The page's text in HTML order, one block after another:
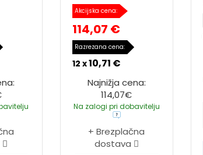
Akcijska cena:
114,07 €
Razrezana cena:
12 x10,71 €
Najnižja cena:
114,07€
Na zalogi pri dobavitelju
+ Brezplačna
dostava